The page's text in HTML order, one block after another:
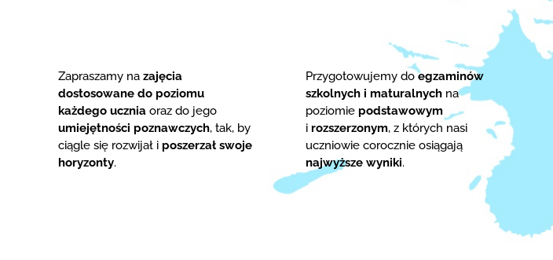
Zapraszamy nazajęcia
dostosowane do poziomu
każdego ucznia oraz do jego
umiejętności poznawczych, tak, by
ciągle się rozwijał i poszerzał swoje
horyzonty.
Przygotowujemy doegzaminów
szkolnych i maturalnych na
poziomie podstawowym
i rozszerzonym, z których nasi
uczniowie corocznie osiągają
najwyższe wyniki.